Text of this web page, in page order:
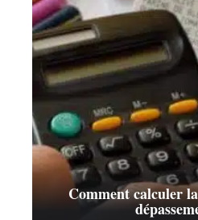
Comment calculer